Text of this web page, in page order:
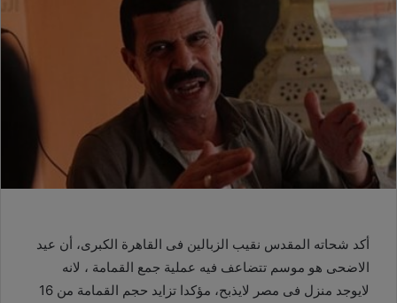
أكد شحاته المقدس نقيب الزبالين فى القاهرة الكبرى، أن عيد
الاضحى هو موسم تتضاعف فيه عملية جمع القمامة ، لانه
لايوجد منزل فى مصر لايذبح، مؤكدا تزايد حجم القمامة من 16